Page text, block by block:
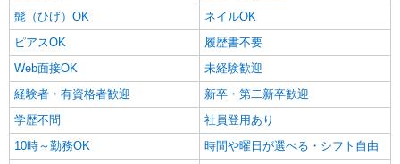
髭（ひげ）OK
ネイルOK
ピアスOK
履歴書不要
Web面接OK
未経験歓迎
経験者・有資格者歓迎
新卒・第二新卒歓迎
学歴不問
社員登用あり
10時～勤務OK
時間や曜日が選べる・シフト自由